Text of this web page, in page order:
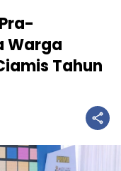
Warga
Tahun